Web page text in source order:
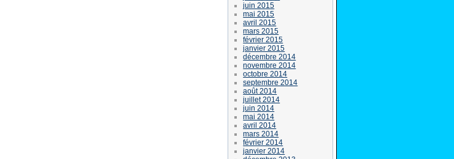
juin 2015
mai 2015
avril 2015
mars 2015
février 2015
janvier 2015
décembre 2014
novembre 2014
octobre 2014
septembre 2014
août 2014
juillet 2014
juin 2014
mai 2014
avril 2014
mars 2014
février 2014
janvier 2014